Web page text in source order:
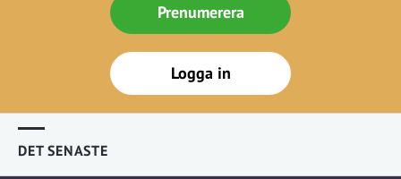
Prenumerera
Logga in
DET SENASTE